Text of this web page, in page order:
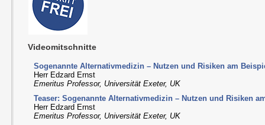
Videomitschnitte
Sogenannte Alternativmedizin – Nutzen und Risiken am
Herr Edzard Ernst
Emeritus Professor, Universität Exeter, UK
Teaser: Sogenannte Alternativmedizin – Nutzen und Risiken
Herr Edzard Ernst
Emeritus Professor, Universität Exeter, UK